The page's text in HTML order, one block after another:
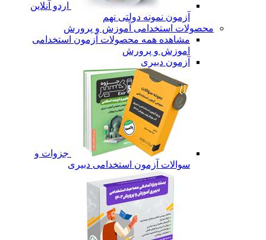
اردو آنلاین
آزمون نمونه دولتی نهم
محصولات استخدامی آموزش و پرورش
مشاهده همه محصولات آزمون استخدامی
اموزش و پرورش
آزمون دبیری
جزوات و
سوالات آزمون استخدامی دبیری